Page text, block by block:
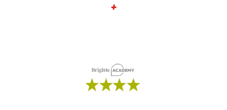
+